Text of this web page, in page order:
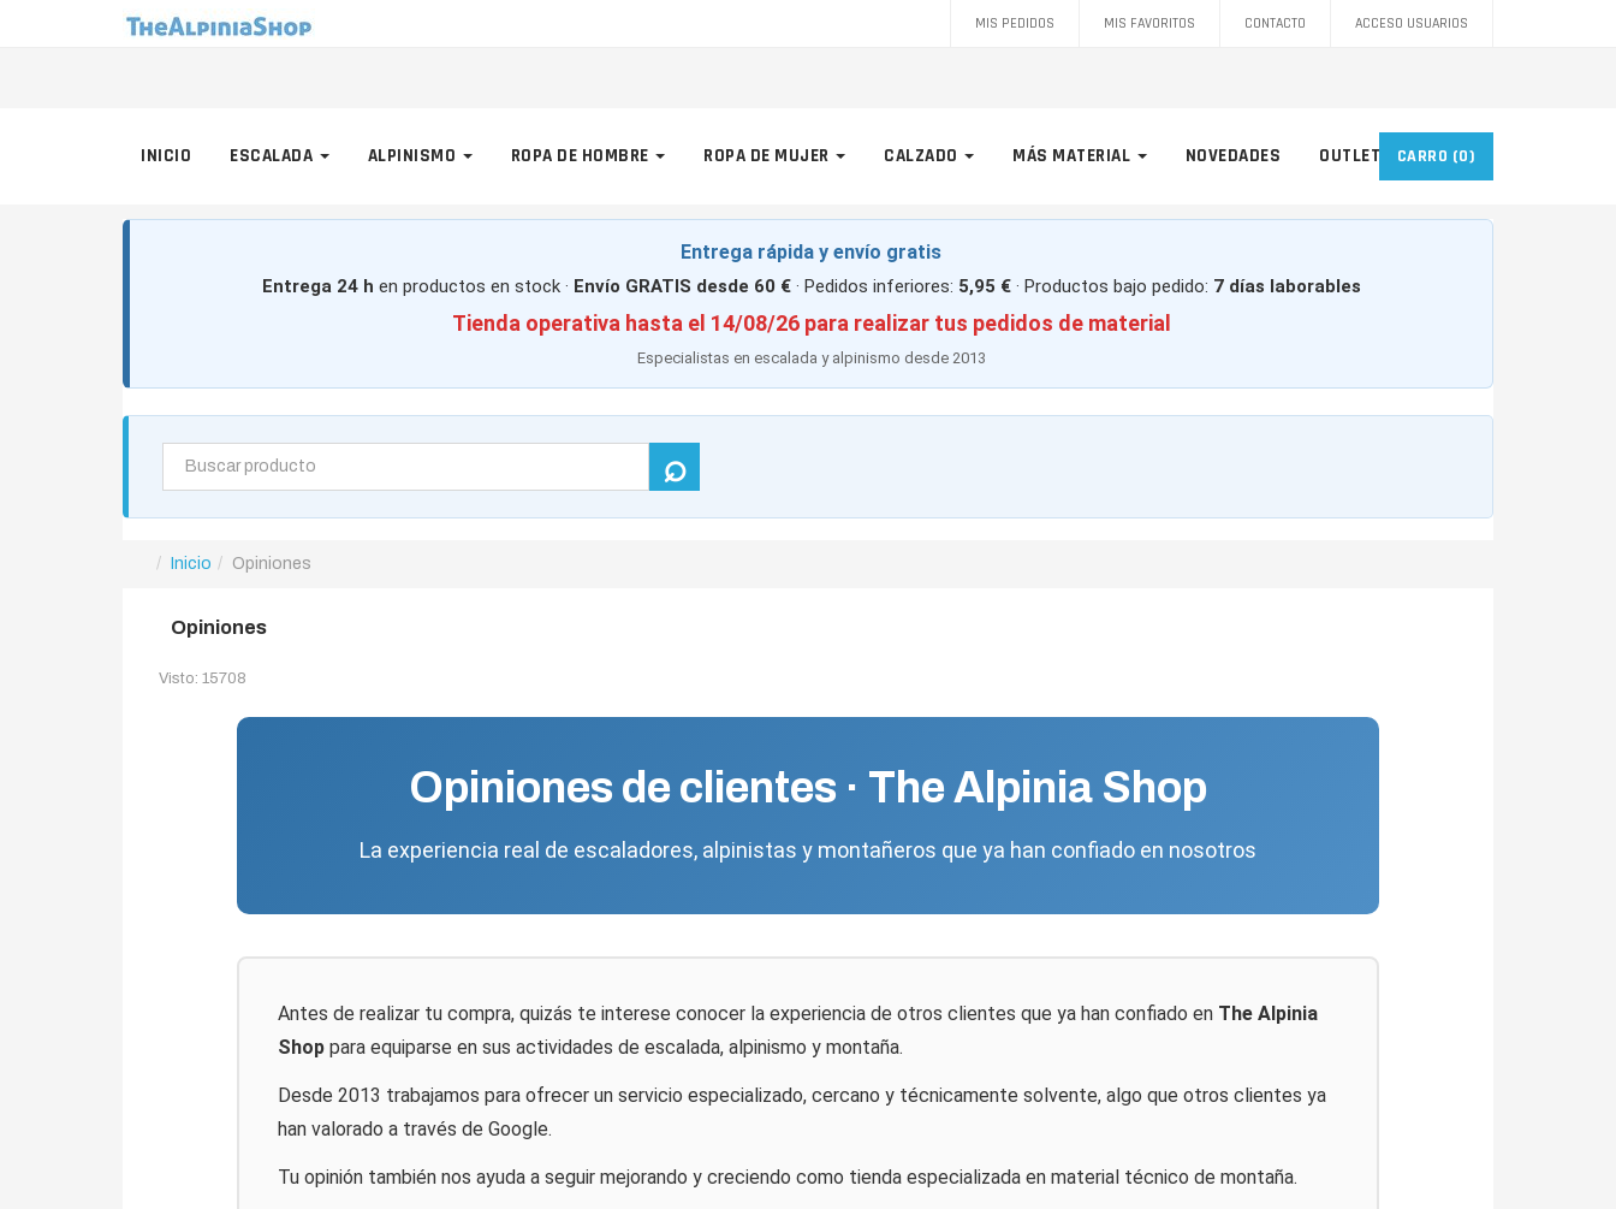
MIS PEDIDOS MIS FAVORITOS CONTACTO ACCESO USUARIOS
INICIO ESCALADA ALPINISMO ROPA DE HOMBRE ROPA DE MUJER CALZADO MÁS MATERIAL NOVEDADES OUTLET CARRO (0)
Entrega rápida y envío gratis
Entrega 24 h en productos en stock · Envío GRATIS desde 60 €· Pedidos inferiores: 5,95 €· Productos bajo pedido: 7 días laborables
Tienda operativa hasta el 14/08/26 para realizar tus pedidos de material
Especialistas en escalada y alpinismo desde 2013
Inicio Opiniones
Opiniones
Visto: 15708
Opiniones de clientes · The Alpinia Shop
La experiencia real de escaladores, alpinistas y montañeros que ya han confiado en nosotros
Antes de realizar tu compra, quizás te interese conocer la experiencia de otros clientes que ya han confiado en The Alpinia
Shop para equiparse en sus actividades de escalada, alpinismo y montaña.
Desde 2013 trabajamos para ofrecer un servicio especializado, cercano y técnicamente solvente, algo que otros clientes ya
han valorado a través de Google.
Tu opinión también nos ayuda a seguir mejorando y creciendo como tienda especializada en material técnico de montaña.